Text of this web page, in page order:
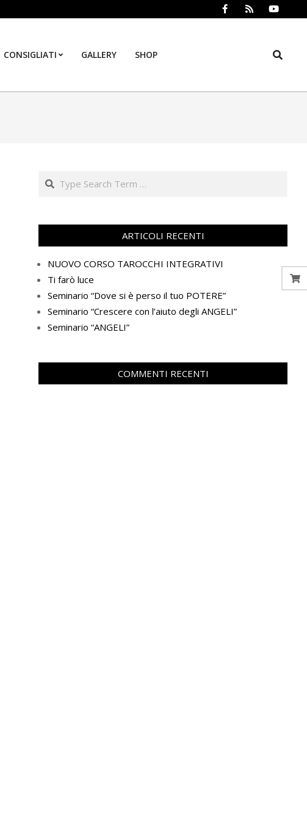
CONSIGLIATI GALLERY SHOP Search
Search
ARTICOLI RECENTI
NUOVO CORSO TAROCCHI INTEGRATIVI
Ti farò luce
Seminario “Dove si è perso il tuo POTERE”
Seminario “Crescere con l’aiuto degli ANGELI”
Seminario “ANGELI”
COMMENTI RECENTI